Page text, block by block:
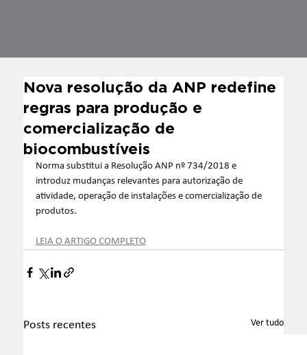
Nova resolução da ANP redefine
regras para produção e
comercialização de
biocombustíveis
Norma substitui a Resolução ANP nº 734/2018 e
introduz mudanças relevantes para autorização de
atividade, operação de instalações e comercialização de
produtos.
LEIA O ARTIGO COMPLETO
Posts recentes Ver tudo